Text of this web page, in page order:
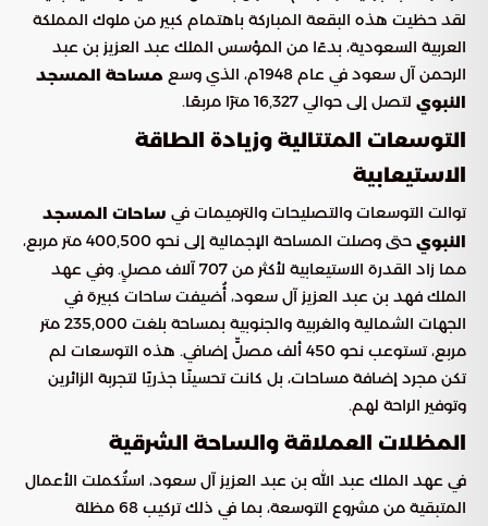
لقد حظيت هذه البقعة المباركة باهتمام كبير من ملوك المملكة
العربية السعودية، بدءًا من المؤسس الملك عبد العزيز بن عبد
الرحمن آل سعود في عام 1948م، الذي وسع
مساحة المسجد
النبوي لتصل إلى حوالي 16,327 مترًا مربعًا.
التوسعات المتتالية وزيادة الطاقة
الاستيعابية
توالت التوسعات والتصليحات والترميمات في ساحات المسجد
النبوي
حتى وصلت المساحة الإجمالية إلى نحو 400,500 متر مربع،
مما زاد القدرة الاستيعابية لأكثر من 707 آلاف مصلٍ. وفي عهد
الملك فهد بن عبد العزيز آل سعود، أُضيفت ساحات كبيرة في
الجهات الشمالية والغربية والجنوبية بمساحة بلغت 235,000 متر
مربع، تستوعب نحو 450 ألف مصلٍّ إضافي. هذه التوسعات لم
تكن مجرد إضافة مساحات، بل كانت تحسينًا جذريًا لتجربة الزائرين
وتوفير الراحة لهم.
المظلات العملاقة والساحة الشرقية
في عهد الملك عبد الله بن عبد العزيز آل سعود، استُكملت الأعمال
المتبقية من مشروع التوسعة، بما في ذلك تركيب 68 مظلة